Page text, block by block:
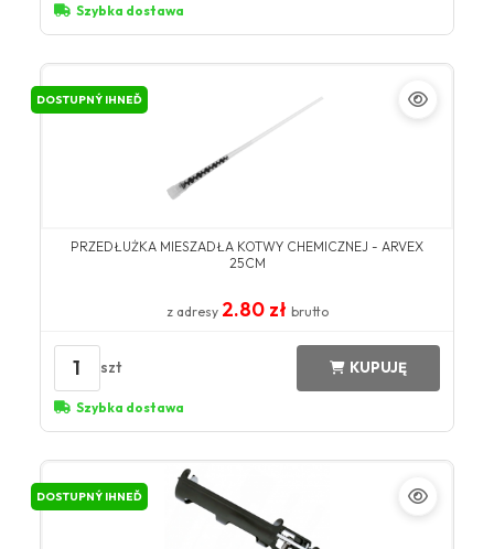
Szybka dostawa
DOSTUPNÝ IHNEĎ
PRZEDŁUŻKA MIESZADŁA KOTWY CHEMICZNEJ - ARVEX
25CM
z adresy 2.80 zł brutto
1 szt KUPUJĘ
Szybka dostawa
DOSTUPNÝ IHNEĎ